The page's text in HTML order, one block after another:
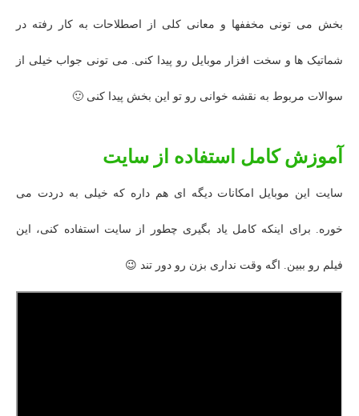
بخش می تونی مخففها و معانی کلی از اصطلاحات به کار رفته در
شماتیک ها و سخت افزار موبایل رو پیدا کنی. می تونی جواب خیلی از
سوالات مربوط به نقشه خوانی رو تو این بخش پیدا کنی 🙂
آموزش کامل استفاده از سایت
سایت این موبایل امکانات دیگه ای هم داره که خیلی به دردت می
خوره. برای اینکه کامل یاد بگیری چطور از سایت استفاده کنی، این
فیلم رو ببین. اگه وقت نداری بزن رو دور تند 😉